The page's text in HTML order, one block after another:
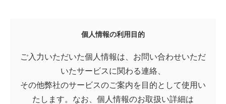
個人情報の利用目的
ご入力いただいた個人情報は、お問い合わせいただ
いたサービスに関わる連絡、
その他弊社のサービスのご案内を目的として使用い
たします。なお、個人情報のお取扱い詳細は